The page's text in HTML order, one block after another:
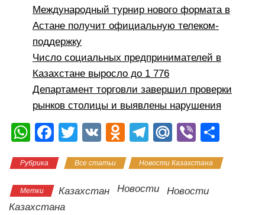
Международный турнир нового формата в
Астане получит официальную телеком-
поддержку
Число социальных предпринимателей в
Казахстане выросло до 1 776
Департамент торговли завершил проверки
рынков столицы и выявлены нарушения
W
at
s
A
F
c
e
b
T
tt
er
V
O
n
o
T
e
gr
M
.R
u
Vi
er р
Рубрика Все статьи Новости Казахстана
Метки Казахстан Новости
Новости
Казахстана